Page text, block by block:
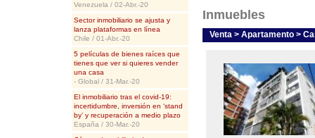
Venezuela / 02-Abr.-20
Sector inmobiliario se ajusta y
lanza plataformas en línea
Chile / 01-Abr.-20
5 películas de bienes raíces que
tienes que ver si quieres vender
una casa
- Global / 31-Mar.-20
El inmobiliario tras el covid-19:
incertidumbre, inversión en ‘stand
by’ y recuperación a medio plazo
España / 30-Mar.-20
Inmuebles
Venta > Apartamento >